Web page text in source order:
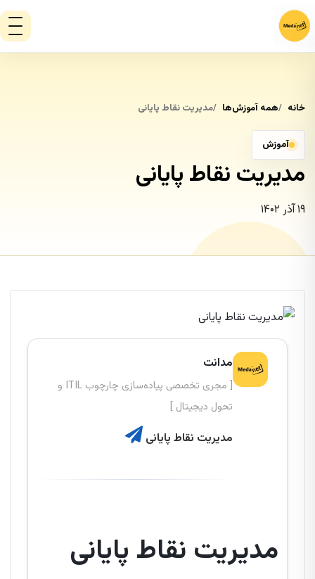
خانه همه آموزش‌ها مدیریت نقاط پایانی
آموزش
مدیریت نقاط پایانی
۱۹ آذر ۱۴۰۲
مدانت
[ مجری تخصصی پیاده‌سازی چارچوب ITIL و
تحول دیجیتال ]
مدیریت نقاط پایانی
مدیریت نقاط پایانی